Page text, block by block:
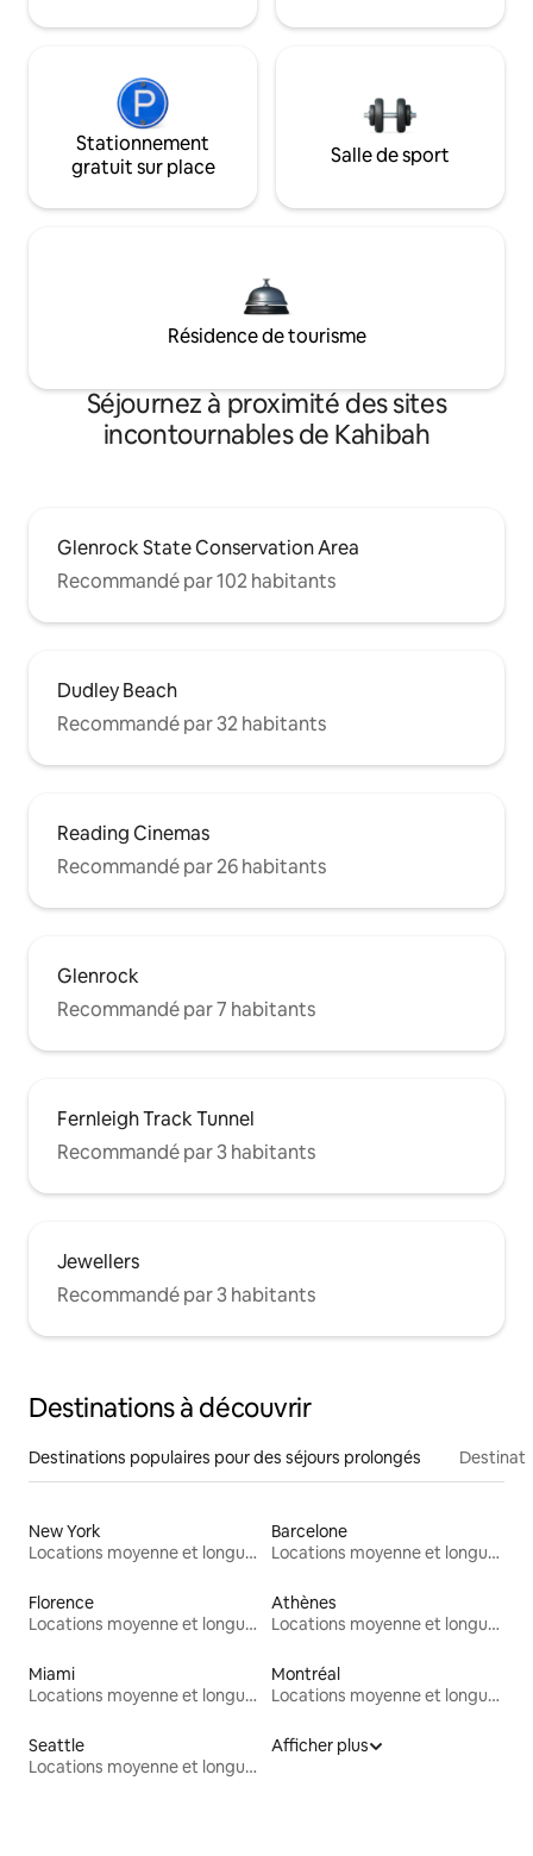
Stationnement
gratuit sur place
Salle de sport
Résidence de tourisme
Séjournez à proximité des sites
incontournables de Kahibah
Glenrock State Conservation Area
Recommandé par 102 habitants
Dudley Beach
Recommandé par 32 habitants
Reading Cinemas
Recommandé par 26 habitants
Glenrock
Recommandé par 7 habitants
Fernleigh Track Tunnel
Recommandé par 3 habitants
Jewellers
Recommandé par 3 habitants
Destinations à découvrir
Destinations populaires pour des séjours prolongés
New York
Locations moyenne et longue durée
Barcelone
Locations moyenne et longue durée
Florence
Locations moyenne et longue durée
Athènes
Locations moyenne et longue durée
Miami
Locations moyenne et longue durée
Montréal
Locations moyenne et longue durée
Seattle
Locations moyenne et longue durée
Afficher plus